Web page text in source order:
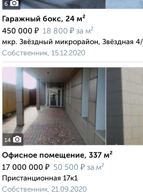
6
Гаражный бокс, 24 м²
450 000 ₽ 18 800 ₽ за м²
мкр. Звёздный микрорайон, Звёздная
Собственник, 15.12.2020
14
Офисное помещение, 337 м²
17 000 000 ₽ 50 500 ₽ за м²
Пристанционная 17к1
Собственник, 21.09.2020